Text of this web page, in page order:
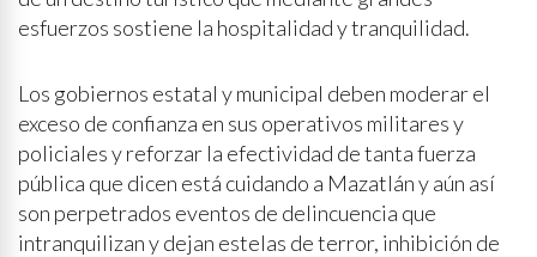
esfuerzos sostiene la hospitalidad y tranquilidad.
Los gobiernos estatal y municipal deben moderar el
exceso de confianza en sus operativos militares y
policiales y reforzar la efectividad de tanta fuerza
pública que dicen está cuidando a Mazatlán y aún así
son perpetrados eventos de delincuencia que
intranquilizan y dejan estelas de terror, inhibición de